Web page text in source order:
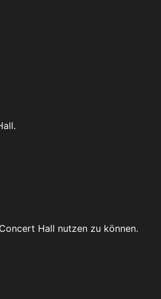
Hall nutzen zu können.